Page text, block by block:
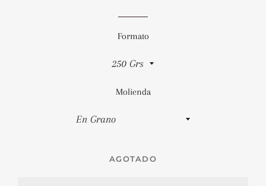
Formato
Molienda
AGOTADO